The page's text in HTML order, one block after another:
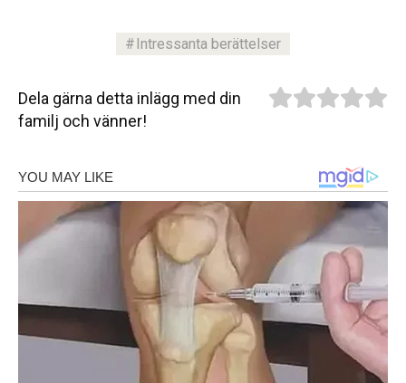
Intressanta berättelser
Dela gärna detta inlägg med din
familj och vänner!